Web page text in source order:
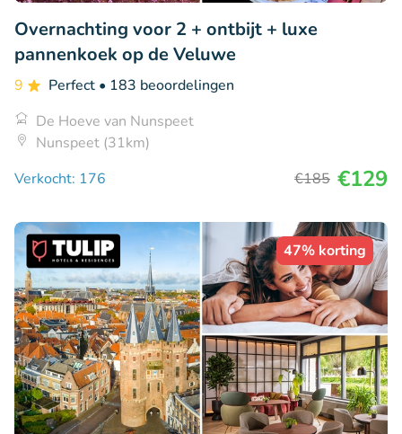
Overnachting voor 2 + ontbijt + luxe
pannenkoek op de Veluwe
9 Perfect • 183 beoordelingen
De Hoeve van Nunspeet
Nunspeet (31km)
Verkocht: 176
€185 €129
47% korting